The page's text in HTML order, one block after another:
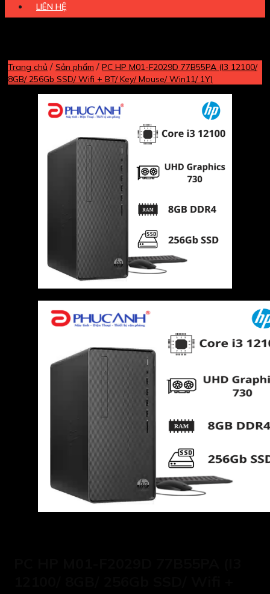
LIÊN HỆ
Trang chủ / Sản phẩm / PC HP M01-F2029D 77B55PA (I3 12100/
8GB/ 256Gb SSD/ Wifi + BT/ Key/ Mouse/ Win11/ 1Y)